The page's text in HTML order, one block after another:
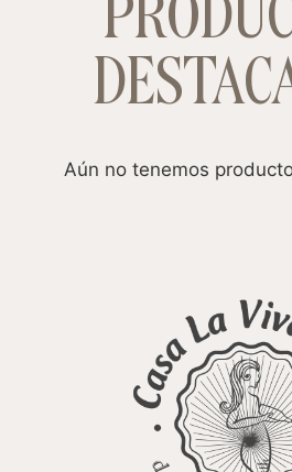
Aún no tenemos